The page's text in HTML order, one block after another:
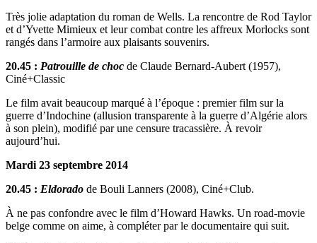
Très jolie adaptation du roman de Wells. La rencontre de Rod Taylor
et d’Yvette Mimieux et leur combat contre les affreux Morlocks sont
rangés dans l’armoire aux plaisants souvenirs.
20.45 : Patrouille de choc de Claude Bernard-Aubert (1957),
Ciné+Classic
Le film avait beaucoup marqué à l’époque : premier film sur la
guerre d’Indochine (allusion transparente à la guerre d’Algérie alors
à son plein), modifié par une censure tracassière. À revoir
aujourd’hui.
Mardi 23 septembre 2014
20.45 : Eldorado de Bouli Lanners (2008), Ciné+Club.
À ne pas confondre avec le film d’Howard Hawks. Un road-movie
belge comme on aime, à compléter par le documentaire qui suit.